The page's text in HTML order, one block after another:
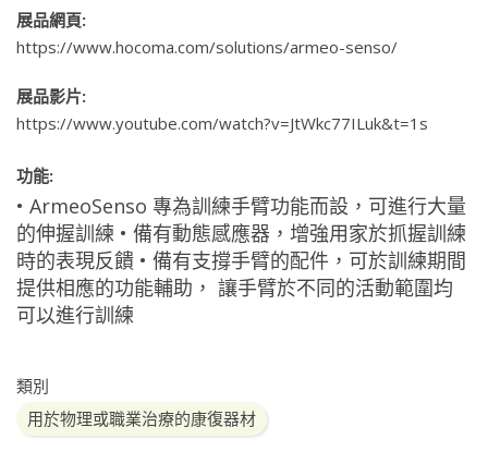
展品網頁:
https://www.hocoma.com/solutions/armeo-senso/
展品影片:
https://www.youtube.com/watch?v=JtWkc77ILuk&t=1s
功能:
• ArmeoSenso 專為訓練手臂功能而設，可進行大量
的伸握訓練 • 備有動態感應器，增強用家於抓握訓練
時的表現反饋 • 備有支撐手臂的配件，可於訓練期間
提供相應的功能輔助， 讓手臂於不同的活動範圍均
可以進行訓練
類別
用於物理或職業治療的康復器材